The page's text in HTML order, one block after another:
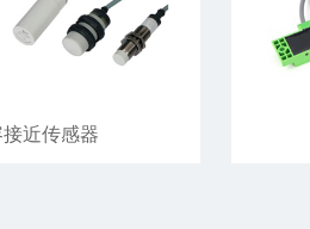
近传感器